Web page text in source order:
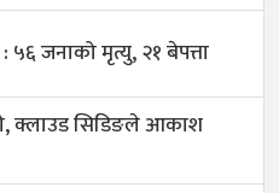
५६ जनाको मृत्यु, २१ बेपत्ता
क्लाउड सिडिङले आकाश